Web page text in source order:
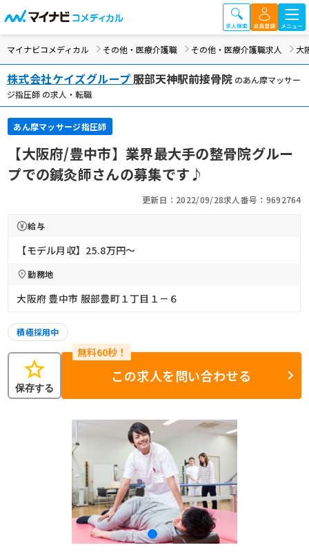
マイナビコメディカル その他・医療介護職 その他・医療介護職求人 大
株式会社ケイズグループ服部天神駅前接骨院のあん摩マッサー
ジ指圧師 の求人・転職
あん摩マッサージ指圧師
【大阪府/豊中市】業界最大手の整骨院グルー
プでの鍼灸師さんの募集です♪
更新日：2022/09/28求人番号：9692764
給与
【モデル月収】25.8万円〜
勤務地
大阪府 豊中市 服部豊町１丁目１－６
積極採用中
star
保存する
この求人を問い合わせる